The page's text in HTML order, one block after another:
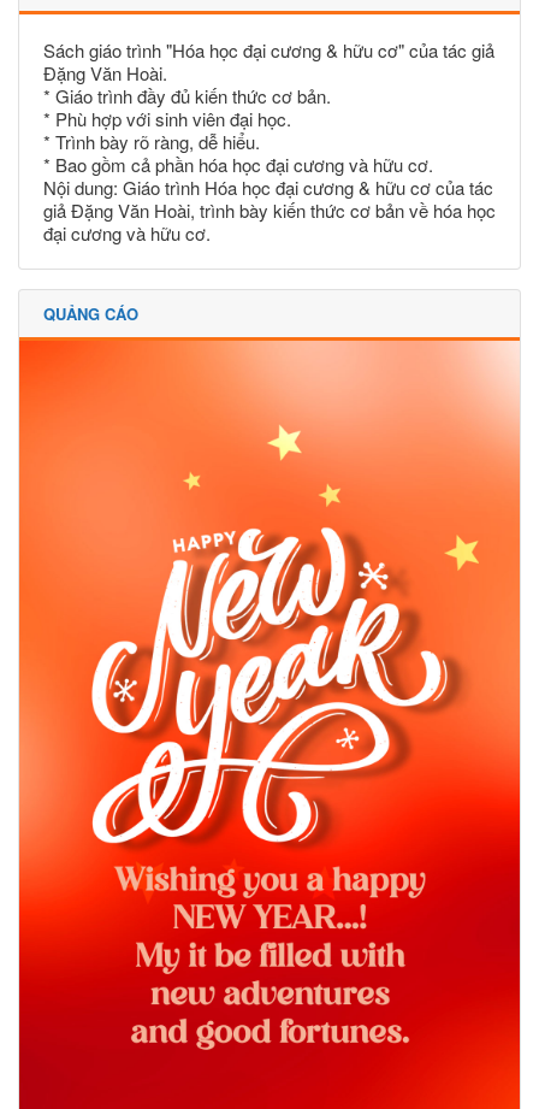
Sách giáo trình "Hóa học đại cương & hữu cơ" của tác giả
Đặng Văn Hoài.
* Giáo trình đầy đủ kiến thức cơ bản.
* Phù hợp với sinh viên đại học.
* Trình bày rõ ràng, dễ hiểu.
* Bao gồm cả phần hóa học đại cương và hữu cơ.
Nội dung: Giáo trình Hóa học đại cương & hữu cơ của tác
giả Đặng Văn Hoài, trình bày kiến thức cơ bản về hóa học
đại cương và hữu cơ.
QUẢNG CÁO